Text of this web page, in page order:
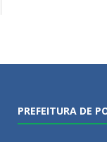
PREFEITURA DE